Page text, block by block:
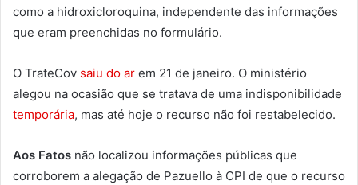
como a hidroxicloroquina, independente das informações
que eram preenchidas no formulário.
O TrateCov saiu do ar em 21 de janeiro. O ministério
alegou na ocasião que se tratava de uma indisponibilidade
temporária, mas até hoje o recurso não foi restabelecido.
Aos Fatos não localizou informações públicas que
corroborem a alegação de Pazuello à CPI de que o recurso